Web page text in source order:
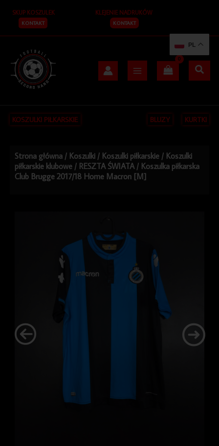
treści
SKUP KOSZULEK
KONTAKT
KLEJENIE NADRUKÓW
KONTAKT
KOSZULKI PIŁKARSKIE BLUZY KURTKI
Strona główna / Koszulki / Koszulki piłkarskie / Koszulki
piłkarskie klubowe / RESZTA ŚWIATA / Koszulka piłkarska
Club Brugge 2017/18 Home Macron [M]
PL